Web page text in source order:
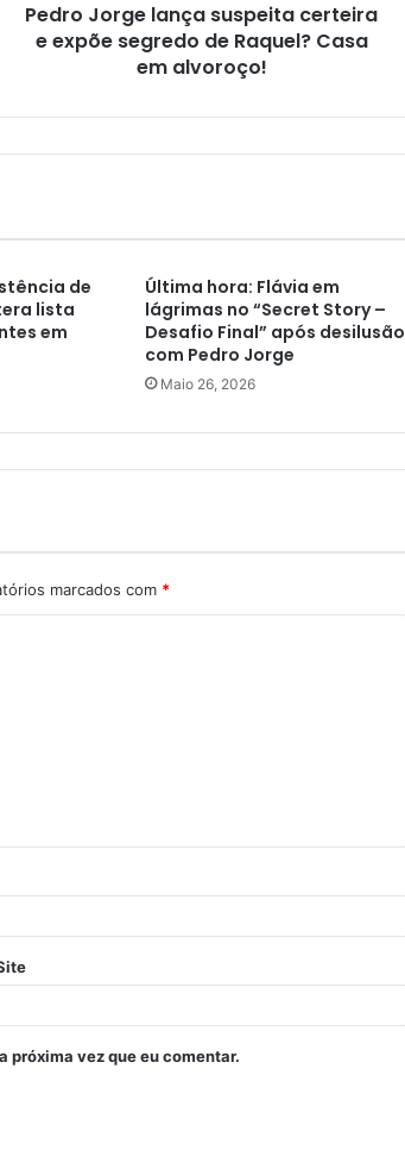
Pedro Jorge lança suspeita certeira
e expõe segredo de Raquel? Casa
em alvoroço!
de
lista
em
Última hora: Flávia em
lágrimas no “Secret Story –
Desafio Final” após desilusão
com Pedro Jorge
Maio 26, 2026
marcados com *
próxima vez que eu comentar.